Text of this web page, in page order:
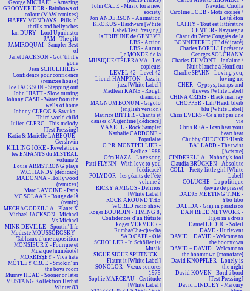
George MICHAEL - Amazing
GROOVERIDER - Rainbows of
colour (MAW remixes)
HAPPY MONDAYS - Pills 'n'
thrills and bellyaches
Ian DURY - Lord Upminster
JAM - The gift
JAMIROQUAI - Sampler Best
of
Janet JACKSON - Got 'til it's
gone
Jean SCHULTHEIS -
Confidence pour confidence
(remixes house)
Joe JACKSON - Stepping out
John HIATT - Slow turning
Johnny CASH - Water from the
wells of home
Johnny CLEGG & Savuka -
Third world child
Julien CLERC - This melody
[Test Pressing]
Katia & Marielle LABEQUE -
Gershwin
KILLING JOKE - Revelations
les ENFANTS du MISTRAL
volume 2
Louis ARMSTRONG plays
W.C. HANDY [dédicacé]
MADONNA - Hollywood
(remixes)
Marc LAVOINE - Paris
MC SOLAAR - Bouge de là
(remix)
MECHAGODZILLA - Planet X
Michael JACKSON - Michael
Vs Michael
MINK DEVILLE - Sportin' life
Modeste MOUSSORGSKY -
Tableaux d'une exposition
MONSIEUR Z - Fourrure et
Musique [numéroté]
MORRISSEY - Viva hate
MÖTLEY CRÜE - Smokin' in
the boys room
Murray HEAD - Sooner or later
MUSTANG Kollektion Herbst
Winter 83
John CALE - Music for a new
society
Jon ANDERSON - Animation
KROKUS - Hardware [White
Label/Test Pressing]
la TRIBUNE de GENÈVE
LBS - Action
LBS - Aurum
Le MONDE de la
MUSIQUE/TÉLÉRAMA - Les
copieurs
LEVEL 42 - Level 42
Lionel HAMPTON - Jazz in
jazz [White Label]
Madleen KANE - Rough
diamond
MAGNUM BONUM - Gigolo
(english version)
Maurice BITTER - Chants et
danses d'Argentine [dédicacé]
MAXELL - Rock Sampler
Nathalie CARDONE -
Populaire
O.P.R. MONTPELLIER -
Berlioz 1988
Ofra HAZA - Love song
Patti FLYNN - With love to you
[dédicacé]
POLYDOR - les géants de l'été
volume 2
RICKY AMIGOS - Delirios
[White Label]
ROCK AROUND THE
WORLD radio show
Roger BOURDIN - TIMING 8,
Confidences d'un flûtiste
Roger VERMEER -
Rumba/Cha-cha-cha
SAD CAFÉ - Olé
SCHÖLLER - In Schöller ist
Musik
SIGUE SIGUE SPUTNICK -
Flaunt it [White Label]
SONOLOR - Vœux sonores
1975
Sophie MARCEAU - Certitude
[White Label]
Navidad Criolla
Caroline LOEB - Mots croisés /
Le téléfon
CATHY - Tout est littérature
CENTER - Navsiegda
Chant du 7ème Congrès de la
BONNETERIE (TP dédicacé)
Charles BORELLI présente
Georges SOLCHANY
Charles DUMONT - Je t'aime /
Nuit blanche à Honfleur
Charlie SPAHN - Loving you,
loving me
CHER - Gypsys, tramps and
thieves [White Label]
CHINA CRISIS - Black man ray
CHOPPER - Lili/Heidi bleib
blu [White Label]
Chris EVERS - Ce n'est pas une
vie
Chris REA - I can hear your
heart beat
Chubby CHECKER/Hank
BALLARD - The twist
[Acétate]
CINDERELLA - Nobody's fool
Claudia BRÜCKEN - Absolute
COLL - Pretty little girl [White
Label]
COLUCHE - La politique
(revue de presse)
DADJE MEETING TIME -
Ybo libo
DALIDA - Gigi in paradisco
DAN REED NETWORK -
Tiger in a dress
Daniel LEDUC - Soleil
DAVE - Hurlevent
DAVID + DAVID - Welcome to
the boomtown
DAVID + DAVID - Welcome to
the boomtown [monoface]
David KNOPFLER - Lonely is
the night
David KOVEN - Bord à bord
[Test Pressing]
David LINDLEY - Mercury